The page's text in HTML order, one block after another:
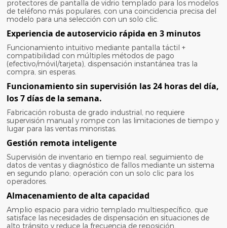
protectores de pantalla de vidrio templado para los modelos
de teléfono más populares, con una coincidencia precisa del
modelo para una selección con un solo clic.
Experiencia de autoservicio rápida en 3 minutos
Funcionamiento intuitivo mediante pantalla táctil +
compatibilidad con múltiples métodos de pago
(efectivo/móvil/tarjeta), dispensación instantánea tras la
compra, sin esperas.
Funcionamiento sin supervisión las 24 horas del día,
los 7 días de la semana.
Fabricación robusta de grado industrial, no requiere
supervisión manual y rompe con las limitaciones de tiempo y
lugar para las ventas minoristas.
Gestión remota inteligente
Supervisión de inventario en tiempo real, seguimiento de
datos de ventas y diagnóstico de fallos mediante un sistema
en segundo plano; operación con un solo clic para los
operadores.
Almacenamiento de alta capacidad
Amplio espacio para vidrio templado multiespecífico, que
satisface las necesidades de dispensación en situaciones de
alto tránsito y reduce la frecuencia de reposición.